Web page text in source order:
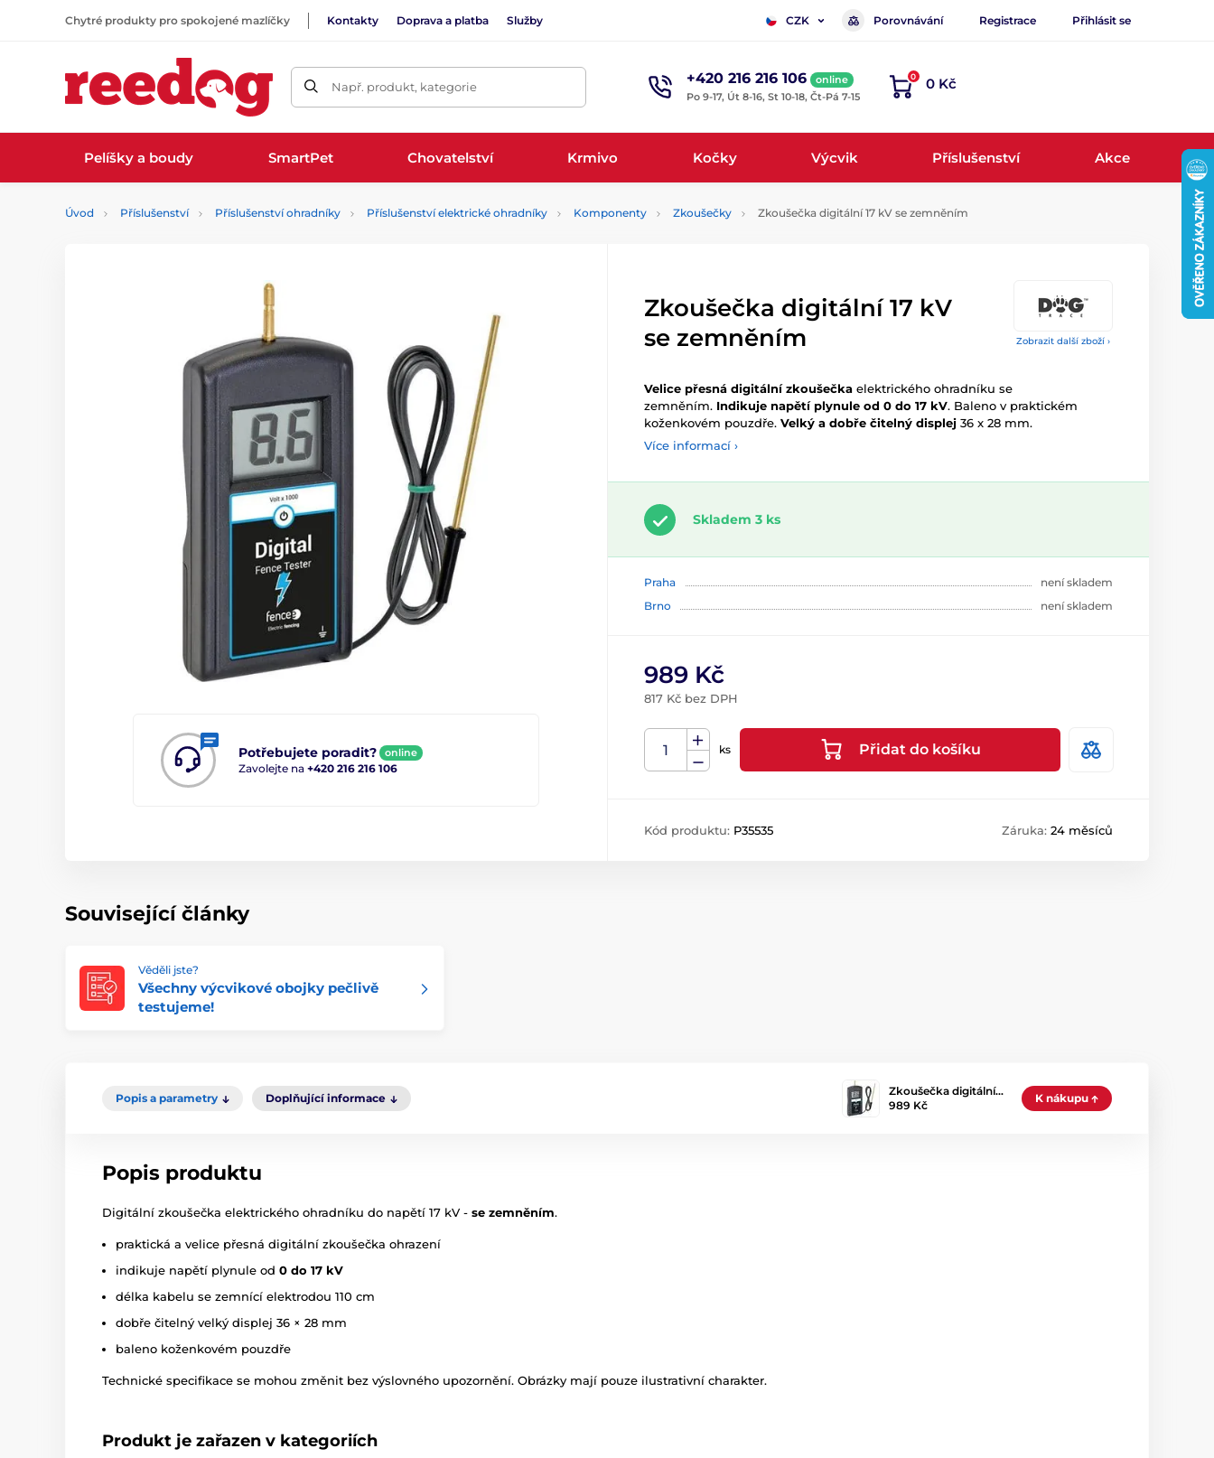
Chytré produkty pro spokojené mazlíčky Kontakty Doprava a platba Služby CZK Porovnávání Registrace Přihlásit se
Např. produkt, kategorie +420 216 216 106
online
Po 9-17, Út 8-16, St 10-18, Čt-Pá 7-15
0 0 Kč
Pelíšky a boudy SmartPet Chovatelství Krmivo Kočky Výcvik Příslušenství Akce
Úvod Příslušenství Příslušenství ohradníky Příslušenství elektrické ohradníky Komponenty Zkoušečky Zkoušečka digitální 17 kV se zemněním
Zobrazit další zboží ›
Potřebujete poradit? online
Zavolejte na +420 216 216 106
Zkoušečka digitální 17 kV
se zemněním
Velice přesná digitální zkoušečka elektrického ohradníku se
zemněním. Indikuje napětí plynule od 0 do 17 kV. Baleno v praktickém
koženkovém pouzdře. Velký a dobře čitelný displej 36 x 28 mm.
Více informací ›
Skladem 3 ks
Praha
není skladem
Brno
není skladem
989 Kč
817 Kč bez DPH
ks Přidat do košíku
Kód produktu: P35535 Záruka: 24 měsíců
Související články
Věděli jste?
Všechny výcvikové obojky pečlivě
testujeme!
Popis a parametry Doplňující informace
Zkoušečka digitální…
989 Kč
K nákupu
Popis produktu
Digitální zkoušečka elektrického ohradníku do napětí 17 kV - se zemněním.
praktická a velice přesná digitální zkoušečka ohrazení
indikuje napětí plynule od 0 do 17 kV
délka kabelu se zemnící elektrodou 110 cm
dobře čitelný velký displej 36 × 28 mm
baleno koženkovém pouzdře
Technické specifikace se mohou změnit bez výslovného upozornění. Obrázky mají pouze ilustrativní charakter.
Produkt je zařazen v kategoriích